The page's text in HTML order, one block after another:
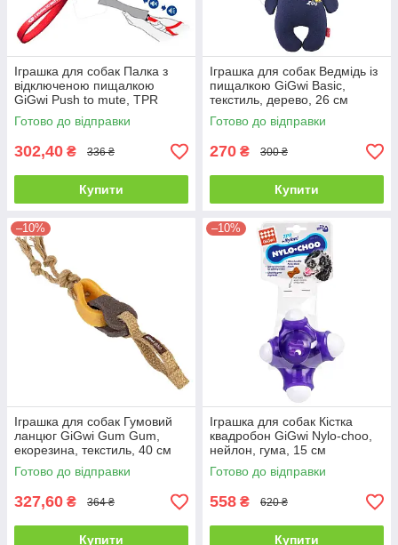
Іграшка для собак Палка з
відключеною пищалкою
GiGwi Push to mute, TPR
Гума, нейлон, 17 см
Готово до відправки
302,40 ₴ 336 ₴
Купити
Іграшка для собак Ведмідь із
пищалкою GiGwi Basic,
текстиль, дерево, 26 см
Готово до відправки
270 ₴ 300 ₴
Купити
–10%
Іграшка для собак Гумовий
ланцюг GiGwi Gum Gum,
екорезина, текстиль, 40 см
Готово до відправки
327,60 ₴ 364 ₴
Купити
–10%
Іграшка для собак Кістка
квадробон GiGwi Nylo-choo,
нейлон, гума, 15 см
Готово до відправки
558 ₴ 620 ₴
Купити